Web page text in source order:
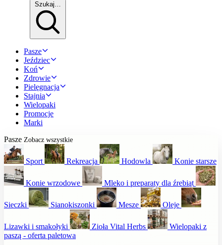
Szukaj…
Pasze
Jeździec
Koń
Zdrowie
Pielęgnacja
Stajnia
Wielopaki
Promocje
Marki
Pasze Zobacz wszystkie
Sport Rekreacja Hodowla Konie starsze
Konie wrzodowe Mleko i preparaty dla źrebiąt
Sieczki Sianokiszonki Mesze Oleje
Lizawki i smakołyki Zioła Vital Herbs
Wielopaki z
paszą - oferta paletowa